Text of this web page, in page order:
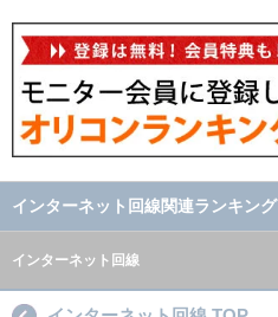
インターネット回線関連ランキング
インターネット回線